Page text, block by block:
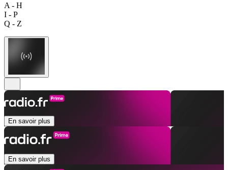
A - H
I - P
Q - Z
En savoir plus
En savoir plus